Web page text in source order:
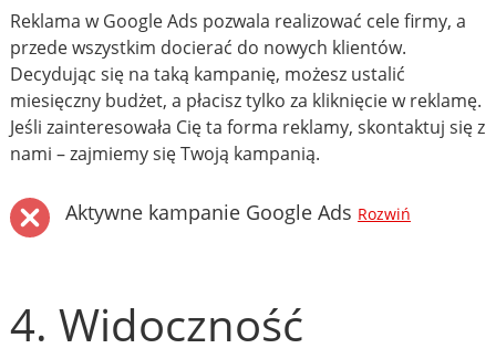
Reklama w Google Ads pozwala realizować cele firmy, a
przede wszystkim docierać do nowych klientów.
Decydując się na taką kampanię, możesz ustalić
miesięczny budżet, a płacisz tylko za kliknięcie w reklamę.
Jeśli zainteresowała Cię ta forma reklamy, skontaktuj się z
nami – zajmiemy się Twoją kampanią.
Aktywne kampanie Google Ads Rozwiń
4. Widoczność